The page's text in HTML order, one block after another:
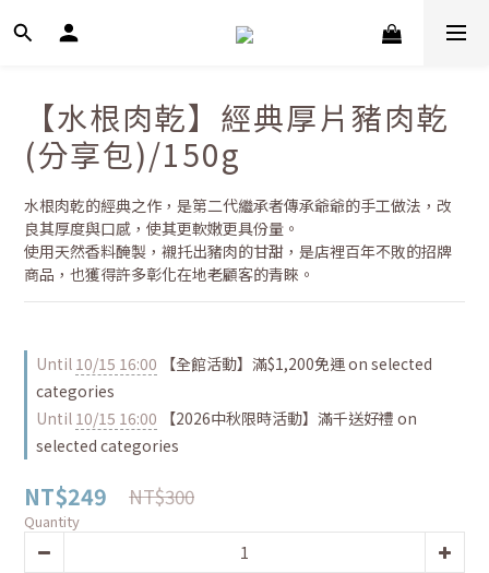
【水根肉乾】經典厚片豬肉乾
(分享包)/150g
水根肉乾的經典之作，是第二代繼承者傳承爺爺的手工做法，改
良其厚度與口感，使其更軟嫩更具份量。
使用天然香料醃製，襯托出豬肉的甘甜，是店裡百年不敗的招牌
商品，也獲得許多彰化在地老顧客的青睞。
Until 10/15 16:00 【全館活動】滿$1,200免運 on selected
categories
Until 10/15 16:00 【2026中秋限時活動】滿千送好禮 on
selected categories
NT$249 NT$300
Quantity